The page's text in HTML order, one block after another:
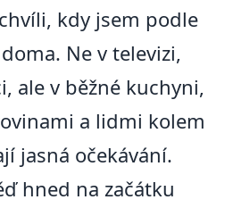
kdy jsem podle
Ne v televizi,
ale v běžné kuchyni,
a lidmi kolem
jasná očekávání.
hned na začátku